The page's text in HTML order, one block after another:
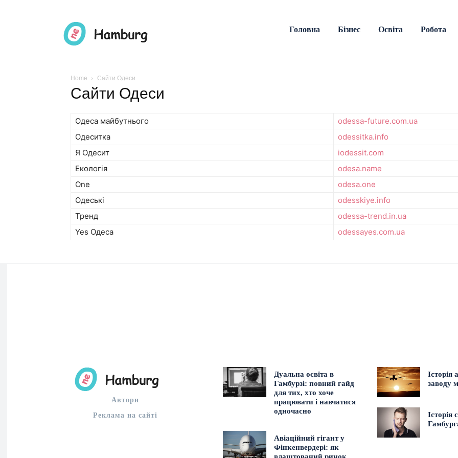
Головна Бізнес Освіта Робота
Home Сайти Одеси
Сайти Одеси
Одеса майбутнього
odessa-future.com.ua
Одеситка
odessitka.info
Я Одесит
iodessit.com
Екологія
odesa.name
One
odesa.one
Одеські
odesskiye.info
Тренд
odessa-trend.in.ua
Yes Одеса
odessayes.com.ua
Автори
Реклама на сайті
Дуальна освіта в
Гамбурзі: повний гайд
для тих, хто хоче
працювати і навчатися
одночасно
Авіаційний гігант у
Фінкенвердері: як
Історія
заводу
Історія